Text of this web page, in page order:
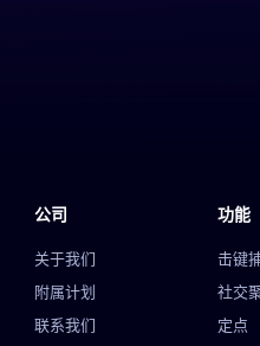
公司
关于我们
附属计划
联系我们
功能
击键
社交
定点